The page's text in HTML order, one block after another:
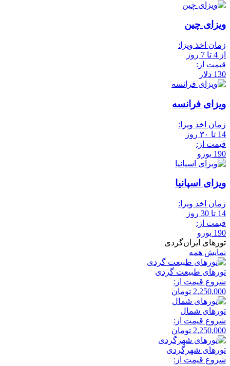
ویزای چین
زمان اخذ ویزا:
از 4 تا 7 روز
قیمت از:
130 دلار
ویزای فرانسه
زمان اخذ ویزا:
14 تا ۳۰ روز
قیمت از:
190 یورو
ویزای اسپانیا
زمان اخذ ویزا:
14 تا 30 روز
قیمت از:
190 یورو
تورهای ایران‌گردی
نمایش همه
تور‌های طبیعت گردی
شروع قیمت از:
2,250,000 تومان
تور‌های شمال
شروع قیمت از:
2,250,000 تومان
تور‌های شهرگردی
شروع قیمت از: